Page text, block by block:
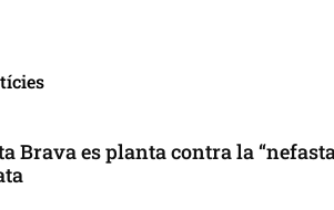
Brava es planta contra la